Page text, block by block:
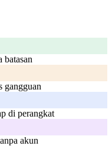
batasan
gangguan
di perangkat
akun